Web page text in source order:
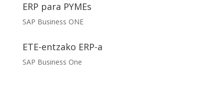
ERP para PYMEs
SAP Business ONE
ETE-entzako ERP-a
SAP Business One